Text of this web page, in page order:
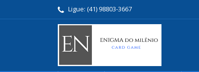
Ligue: (41) 98803-3667